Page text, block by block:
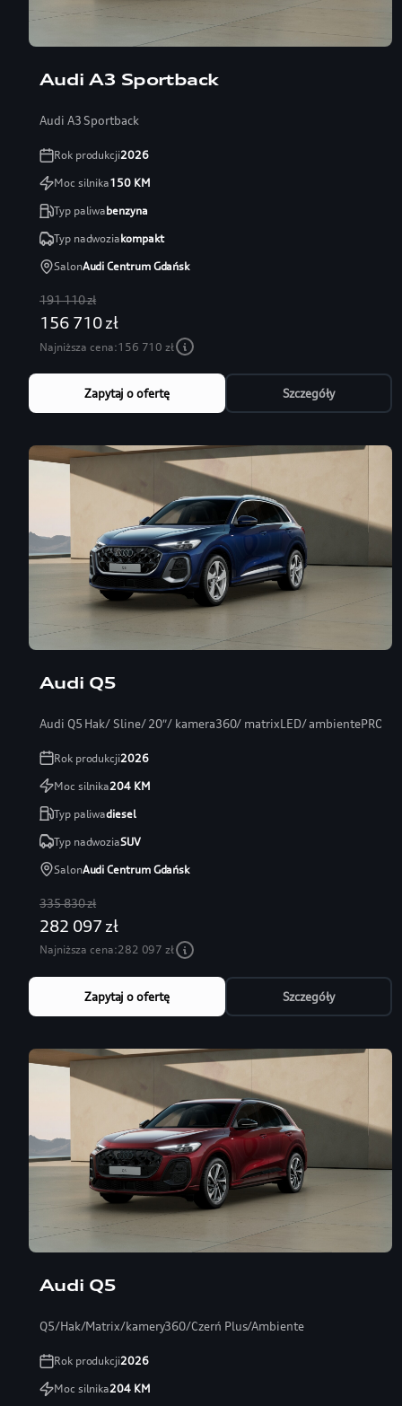
Audi A3 Sportback
Audi A3 Sportback
Rok produkcji2026
Moc silnika150KM
Typ paliwabenzyna
Typ nadwoziakompakt
SalonAudi Centrum Gdańsk
191 110 zł
156 710 zł
Najniższa cena:156 710 zł
Zapytaj o ofertę Szczegóły
Audi Q5
Audi Q5 Hak/ Sline/ 20″/ kamera360/ matrixLED/ ambientePRO/
Rok produkcji2026
Moc silnika204KM
Typ paliwadiesel
Typ nadwoziaSUV
SalonAudi Centrum Gdańsk
335 830 zł
282 097 zł
Najniższa cena:282 097 zł
Zapytaj o ofertę Szczegóły
Audi Q5
Q5/Hak/Matrix/kamery360/Czerń Plus/Ambiente
Rok produkcji2026
Moc silnika204KM